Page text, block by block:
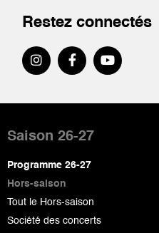
Restez connectés
de
page
Saison 26-27
Programme 26-27
Hors-saison
Tout le Hors-saison
Société des concerts